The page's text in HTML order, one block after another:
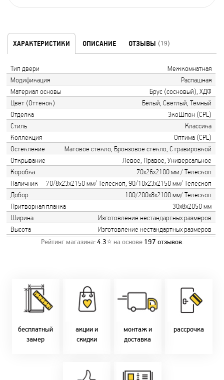
ХАРАКТЕРИСТИКИ ОПИСАНИЕ ОТЗЫВЫ (19)
Тип двери
Межкомнатная
Модификация
Распашная
Материал основы
Брус (сосновый), ХДФ
Цвет (Оттенок)
Белый, Светлый, Темный
Отделка
ЭкоШпон (CPL)
Стиль
Классика
Коллекция
Оптима (CPL)
Остекление
Матовое стекло, Бронзовое стекло, С гравировкой
Открывание
Левое, Правое, Универсальное
Коробка
70х26х2100 мм / Телескоп
Наличник
70/8х23х2150 мм/ Телескоп, 90/10х23х2150 мм/ Телескоп
Добор
100/200х8х2100 мм/ Телескоп
Притворная планка
30х8х2050 мм
Ширина
Изготовление нестандартных размеров
Высота
Изготовление нестандартных размеров
Рейтинг магазина:4.3⭐ на основе 197 отзывов.
бесплатный
замер
Замер бесплатно!
Оперативно!
День-в-день или
на следующий!
заказать по
10-40, (Viber)
акции и
скидки
Скидки:
-новоселам - 2%
-многодетным -
2%
наличными - 10%
монтаж и
доставка
фурнитуры.
Качественный
монтаж дверей,
окон и мебели.
Беларуси.
В удобное для Вас
рассрочка
Микс
2-36 мес
Магнит-5 мес.
Смарт - 4 мес.
FUN - 4 мес.
напрямую с
Идем в ногу с